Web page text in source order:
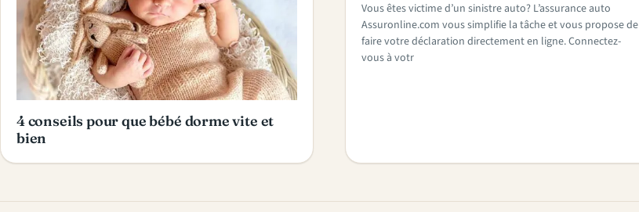
4 conseils pour que bébé dorme vite et
bien
Vous êtes victime d’un sinistre auto? L’assurance auto
Assuronline.com vous simplifie la tâche et vous propose de
faire votre déclaration directement en ligne. Connectez-
vous à votr